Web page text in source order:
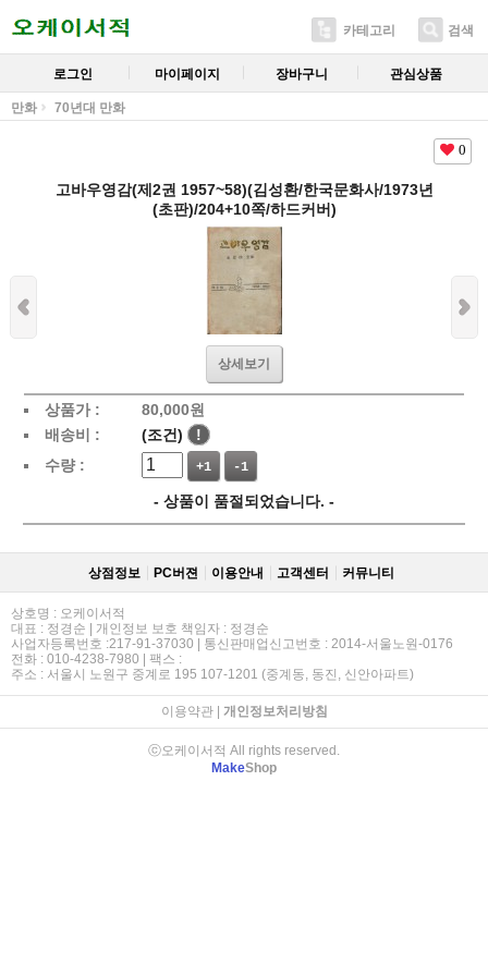
카테고리 검색
로그인 마이페이지 장바구니 관심상품
만화 70년대 만화
0
고바우영감(제2권 1957~58)(김성환/한국문화사/1973년
(초판)/204+10쪽/하드커버)
상세보기
상품가 : 80,000원
배송비 :
(조건)
!
수량 :
+1 -1
- 상품이 품절되었습니다. -
상점정보 PC버젼 이용안내 고객센터 커뮤니티
상호명 : 오케이서적
대표 : 정경순 | 개인정보 보호 책임자 : 정경순
사업자등록번호 :217-91-37030 | 통신판매업신고번호 : 2014-서울노원-0176
전화 : 010-4238-7980 | 팩스 :
주소 : 서울시 노원구 중계로 195 107-1201 (중계동, 동진, 신안아파트)
이용약관| 개인정보처리방침
ⓒ오케이서적 All rights reserved.
MakeShop